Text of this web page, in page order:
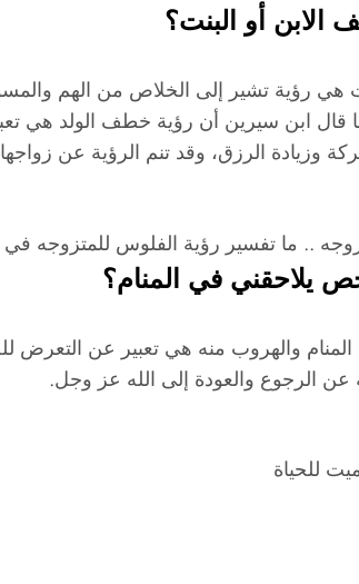
أو البنت؟
هي رؤية تشير إلى الخلاص من الهم
قال ابن سيرين أن رؤية خطف الولد
وزيادة الرزق، وقد تنم الرؤية عن
.. ما تفسير رؤية الفلوس للمتزوجه في
يلاحقني في المنام؟
والهروب منه هي تعبير عن التعرض
عن الرجوع والعودة إلى الله عز وجل.
للحياة